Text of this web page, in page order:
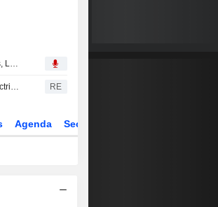
Mitsubishi Heavy Industries, Ltd., Q1 2027 Earnings Call, Aug 04, 2026
La japonesa Mitsubishi Electric inicia los preparativos industriales para el caza GCAP RE
Agenda Sector